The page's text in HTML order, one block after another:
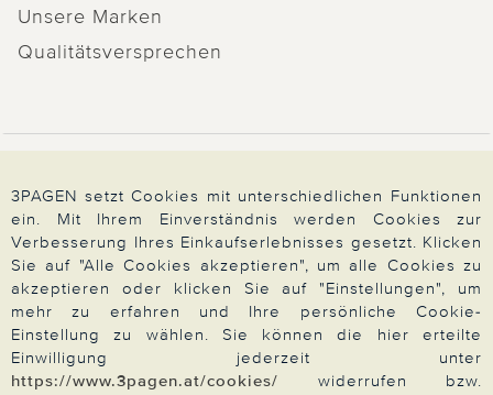
Unsere Marken
Qualitätsversprechen
Über 3PAGEN
Wir beraten Sie gern
3PAGEN setzt Cookies mit unterschiedlichen Funktionen
ein. Mit Ihrem Einverständnis werden Cookies zur
Verbesserung Ihres Einkaufserlebnisses gesetzt. Klicken
Sie auf "Alle Cookies akzeptieren", um alle Cookies zu
akzeptieren oder klicken Sie auf "Einstellungen", um
mehr zu erfahren und Ihre persönliche Cookie-
Einstellung zu wählen. Sie können die hier erteilte
Einwilligung jederzeit unter
https://www.3pagen.at/cookies/ widerrufen bzw.